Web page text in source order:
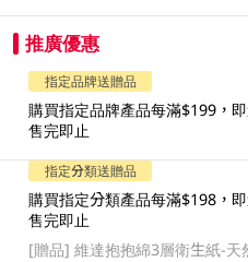
推廣優惠
指定品牌送贈品
購買指定品牌產品每滿$199，
售完即止
指定分類送贈品
購買指定分類產品每滿$198，
售完即止
[贈品]維達抱抱綿3層衛生紙-